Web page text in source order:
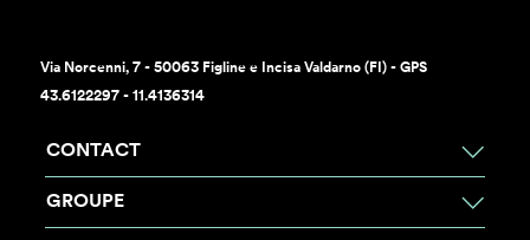
Via Norcenni, 7 - 50063 Figline e Incisa Valdarno (FI) - GPS
43.6122297 - 11.4136314
CONTACT
GROUPE